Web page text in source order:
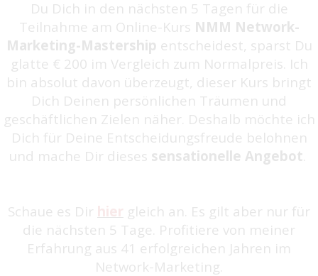
Du Dich in den nächsten 5 Tagen für die
Teilnahme am Online-Kurs NMM Network-
Marketing-Mastership entscheidest, sparst Du
glatte € 200 im Vergleich zum Normalpreis. Ich
bin absolut davon überzeugt, dieser Kurs bringt
Dich Deinen persönlichen Träumen und
geschäftlichen Zielen näher. Deshalb möchte ich
Dich für Deine Entscheidungsfreude belohnen
und mache Dir dieses sensationelle Angebot
Schaue es Dir
gleich an. Es gilt aber nur für
die nächsten 5 Tage. Profitiere von meiner
Erfahrung aus 41 erfolgreichen Jahren im
Network-Marketing.